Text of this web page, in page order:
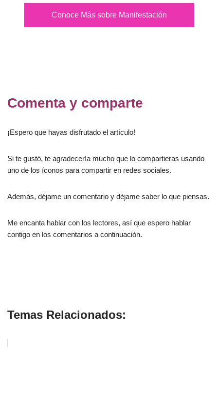
Conoce Más sobre Manifestación
Comenta y comparte
¡Espero que hayas disfrutado el artículo!
Si te gustó, te agradecería mucho que lo compartieras usando
uno de los íconos para compartir en redes sociales.
Además, déjame un comentario y déjame saber lo que piensas.
Me encanta hablar con los lectores, así que espero hablar
contigo en los comentarios a continuación.
Temas Relacionados: